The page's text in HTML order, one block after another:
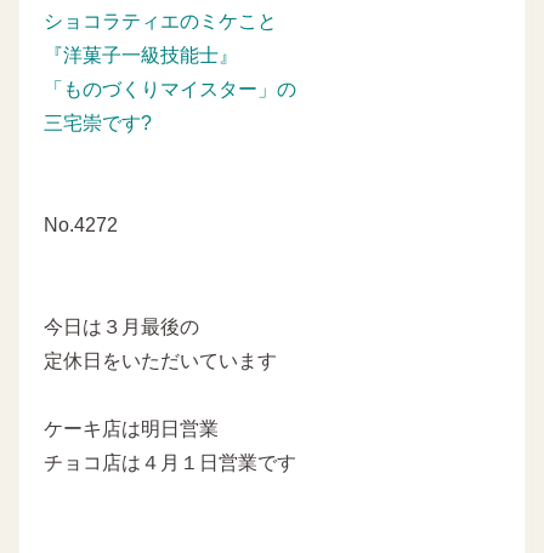
ショコラティエのミケこと
『洋菓子一級技能士』
「ものづくりマイスター」の
三宅崇です?
No.4272
今日は３月最後の
定休日をいただいています
ケーキ店は明日営業
チョコ店は４月１日営業です